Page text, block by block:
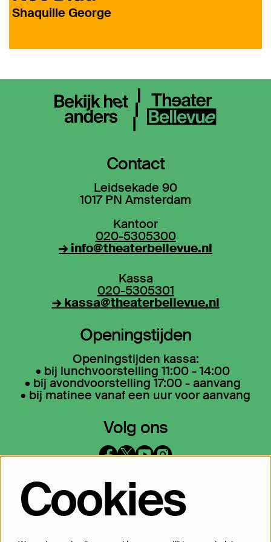
Shaquille George
Contact
Leidsekade 90
1017 PN Amsterdam
Kantoor
020-5305300
→ info@theaterbellevue.nl
Kassa
020-5305301
→ kassa@theaterbellevue.nl
Openingstijden
Openingstijden kassa:
• bij lunchvoorstelling 11:00 - 14:00
• bij avondvoorstelling 17:00 - aanvang
• bij matinee vanaf een uur voor aanvang
Volg ons
Op de hoogte blijven?
Cookies